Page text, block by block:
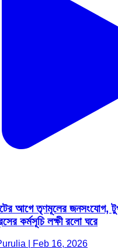
আগে তৃণমূলের জনসংযোগ,
কর্মসূচি লক্ষী রলো ঘরে
| Feb 16, 2026